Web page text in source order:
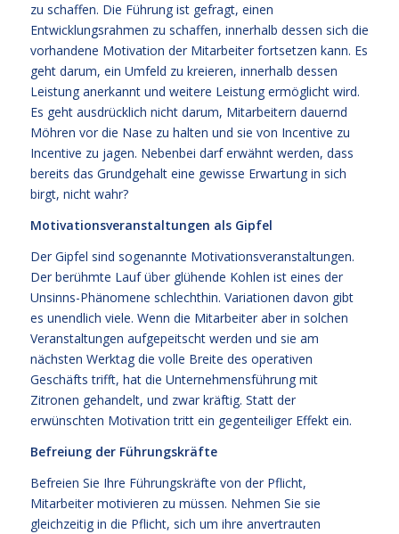
zu schaffen. Die Führung ist gefragt, einen
Entwicklungsrahmen zu schaffen, innerhalb dessen sich die
vorhandene Motivation der Mitarbeiter fortsetzen kann. Es
geht darum, ein Umfeld zu kreieren, innerhalb dessen
Leistung anerkannt und weitere Leistung ermöglicht wird.
Es geht ausdrücklich nicht darum, Mitarbeitern dauernd
Möhren vor die Nase zu halten und sie von Incentive zu
Incentive zu jagen. Nebenbei darf erwähnt werden, dass
bereits das Grundgehalt eine gewisse Erwartung in sich
birgt, nicht wahr?
Motivationsveranstaltungen als Gipfel
Der Gipfel sind sogenannte Motivationsveranstaltungen.
Der berühmte Lauf über glühende Kohlen ist eines der
Unsinns-Phänomene schlechthin. Variationen davon gibt
es unendlich viele. Wenn die Mitarbeiter aber in solchen
Veranstaltungen aufgepeitscht werden und sie am
nächsten Werktag die volle Breite des operativen
Geschäfts trifft, hat die Unternehmensführung mit
Zitronen gehandelt, und zwar kräftig. Statt der
erwünschten Motivation tritt ein gegenteiliger Effekt ein.
Befreiung der Führungskräfte
Befreien Sie Ihre Führungskräfte von der Pflicht,
Mitarbeiter motivieren zu müssen. Nehmen Sie sie
gleichzeitig in die Pflicht, sich um ihre anvertrauten